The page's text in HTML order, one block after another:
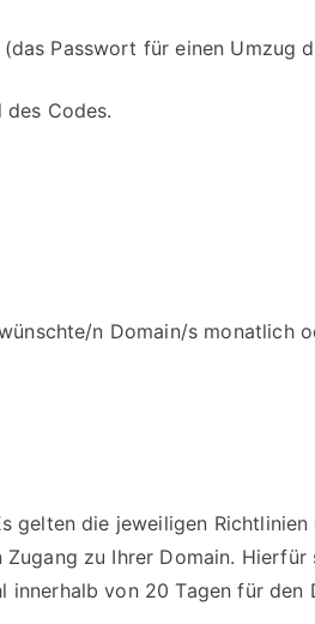
Passwort für einen Umzug
des Codes.
n Domain/s monatlich
gelten die jeweiligen
zu Ihrer Domain.
von 20 Tagen für den